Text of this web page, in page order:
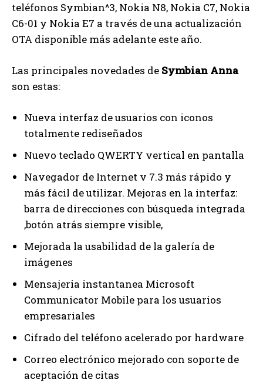
teléfonos Symbian^3, Nokia N8, Nokia C7, Nokia
C6-01 y Nokia E7 a través de una actualización
OTA disponible más adelante este año.
Las principales novedades de Symbian Anna
son estas:
Nueva interfaz de usuarios con iconos
totalmente rediseñados
Nuevo teclado QWERTY vertical en pantalla
Navegador de Internet v 7.3 más rápido y
más fácil de utilizar. Mejoras en la interfaz:
barra de direcciones con búsqueda integrada
,botón atrás siempre visible,
Mejorada la usabilidad de la galería de
imágenes
Mensajeria instantanea Microsoft
Communicator Mobile para los usuarios
empresariales
Cifrado del teléfono acelerado por hardware
Correo electrónico mejorado con soporte de
aceptación de citas